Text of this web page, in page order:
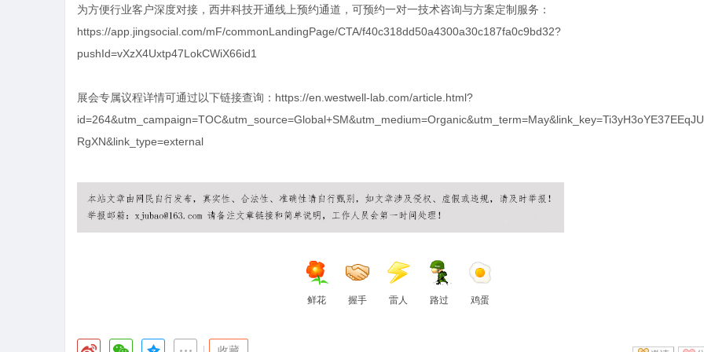
为方便行业客户深度对接，西井科技开通线上预约通道，可预约一对一技术咨询与方案定制服务：
https://app.jingsocial.com/mF/commonLandingPage/CTA/f40c318dd50a4300a30c187fa0c9bd32?
pushId=vXzX4Uxtp47LokCWiX66id1
展会专属议程详情可通过以下链接查询： https://en.westwell-lab.com/article.html?
RgXN&link_type=external
鲜花 握手 雷人 路过 鸡蛋